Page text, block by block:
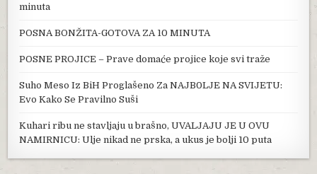
minuta
POSNA BONŽITA-GOTOVA ZA 10 MINUTA
POSNE PROJICE – Prave domaće projice koje svi traže
Suho Meso Iz BiH Proglašeno Za NAJB0LJE NA SVIJETU:
Evo Kako Se Pravilno Suši
Kuhari ribu ne stavljaju u brašno, UVALJAJU JE U OVU
NAMIRNICU: Ulje nikad ne prska, a ukus je bolji 10 puta